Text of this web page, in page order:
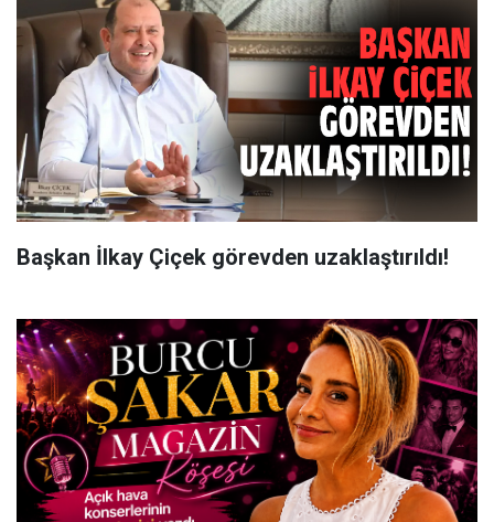
Başkan İlkay Çiçek görevden uzaklaştırıldı!